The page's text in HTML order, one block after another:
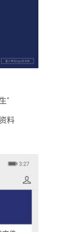
”
料